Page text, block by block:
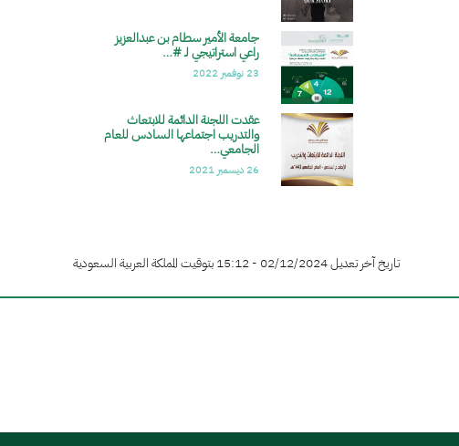
الصورة جامعة الأمير سطام بن عبدالعزيز
راعي استراتيجي لـ #…
23 نوفمبر 2022
الصورة عقدت اللجنة الدائمة للابتعاث
والتدريب اجتماعها السادس للعام
الجامعي…
26 ديسمبر 2021
تاريخ آخر تعديل 02/12/2024 - 15:12 بتوقيت المملكة العربية السعودية